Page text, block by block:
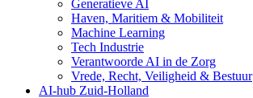
Generatieve AI
Haven, Maritiem & Mobiliteit
Machine Learning
Tech Industrie
Verantwoorde AI in de Zorg
Vrede, Recht, Veiligheid & Bestuur
AI-hub Zuid-Holland